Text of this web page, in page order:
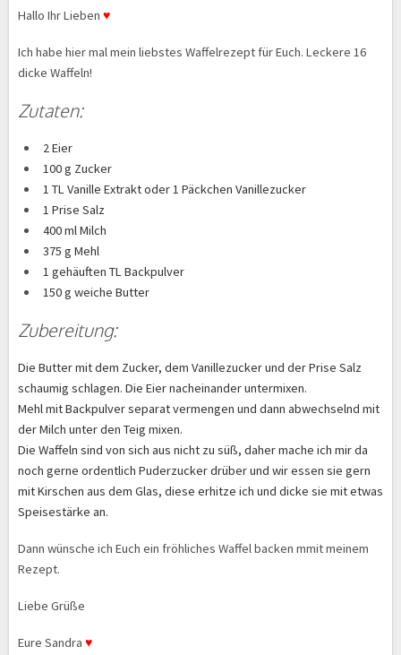
Hallo Ihr Lieben ♥
Ich habe hier mal mein liebstes Waffelrezept für Euch. Leckere 16
dicke Waffeln!
Zutaten:
2 Eier
100 g Zucker
1 TL Vanille Extrakt oder 1 Päckchen Vanillezucker
1 Prise Salz
400 ml Milch
375 g Mehl
1 gehäuften TL Backpulver
150 g weiche Butter
Zubereitung:
Die Butter mit dem Zucker, dem Vanillezucker und der Prise Salz
schaumig schlagen. Die Eier nacheinander untermixen.
Mehl mit Backpulver separat vermengen und dann abwechselnd mit
der Milch unter den Teig mixen.
Die Waffeln sind von sich aus nicht zu süß, daher mache ich mir da
noch gerne ordentlich Puderzucker drüber und wir essen sie gern
mit Kirschen aus dem Glas, diese erhitze ich und dicke sie mit etwas
Speisestärke an.
Dann wünsche ich Euch ein fröhliches Waffel backen mmit meinem
Rezept.
Liebe Grüße
Eure Sandra ♥